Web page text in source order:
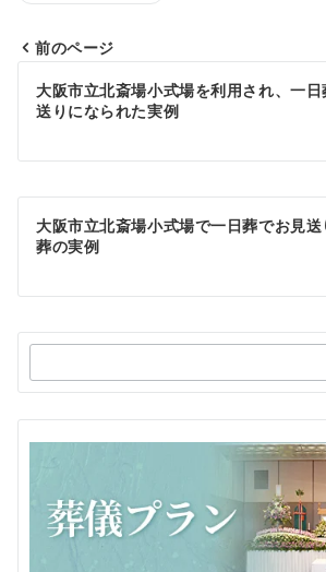
投
稿
ナ
ビ
ゲ
ー
シ
ョ
ン
前のページ
大阪市立北斎場小式場を利用され、一
送りになられた実例
大阪市立北斎場小式場で一日葬でお見
葬の実例
索：